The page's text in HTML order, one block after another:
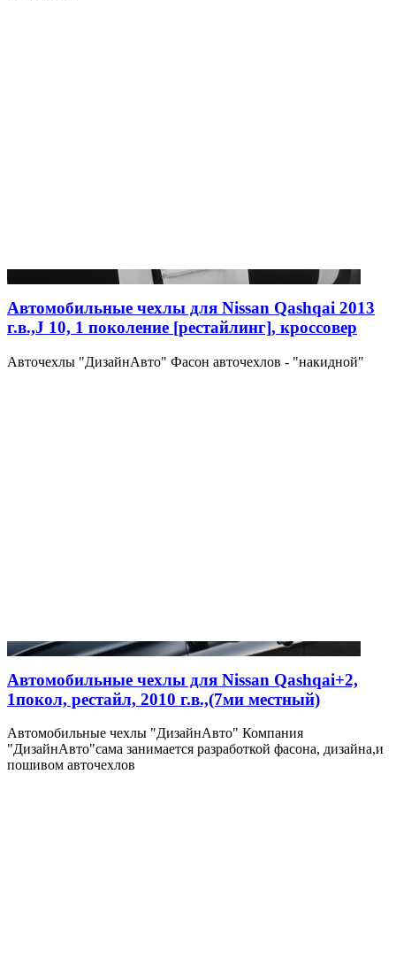
Автомобильные чехлы для Nissan Qashqai 2013
г.в.,J 10, 1 поколение [рестайлинг], кроссовер
Авточехлы "ДизайнАвто" Фасон авточехлов - "накидной"
Автомобильные чехлы для Nissan Qashqai+2,
1покол, рестайл, 2010 г.в.,(7ми местный)
Автомобильные чехлы "ДизайнАвто" Компания
"ДизайнАвто"сама занимается разработкой фасона, дизайна,и
пошивом авточехлов